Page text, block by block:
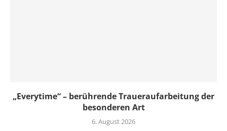
„Everytime“ – berührende Traueraufarbeitung der
besonderen Art
6. August 2026